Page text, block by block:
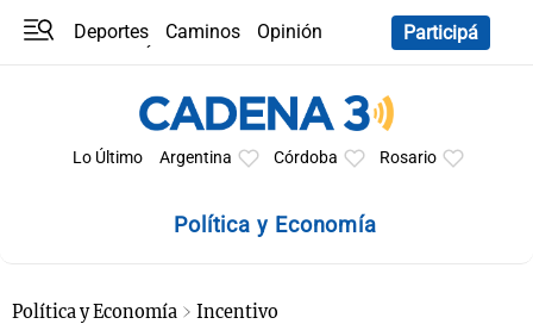
Deportes Caminos
Opinión
Participá
Lo Último Argentina Córdoba Rosario
Política y Economía
Política y Economía Incentivo